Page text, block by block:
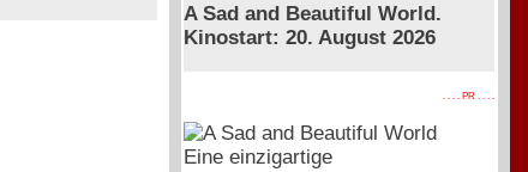
A Sad and Beautiful World.
Kinostart: 20. August 2026
. . . . PR . . . .
Eine einzigartige